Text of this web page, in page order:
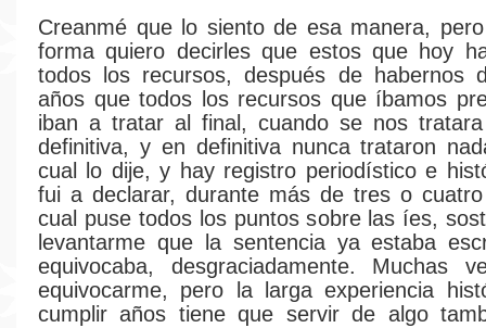
Creanmé que lo siento de esa manera,
forma quiero decirles que estos que hoy
todos los recursos, después de habernos
años que todos los recursos que íbamos
iban a tratar al final, cuando se nos
definitiva, y en definitiva nunca trataron
cual lo dije, y hay registro periodístico e
fui a declarar, durante más de tres o
cual puse todos los puntos sobre las íes,
levantarme que la sentencia ya estaba
equivocaba, desgraciadamente. Muchas
equivocarme, pero la larga experiencia
cumplir años tiene que servir de algo